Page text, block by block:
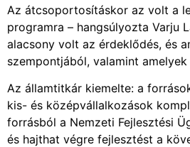
Az átcsoportosításkor az volt a
programra – hangsúlyozta Varju
alacsony volt az érdeklődés, és
szempontjából, valamint
Az államtitkár kiemelte: a
kis- és középvállalkozások
forrásból a Nemzeti Fejlesztési
és hajthat végre fejlesztést a